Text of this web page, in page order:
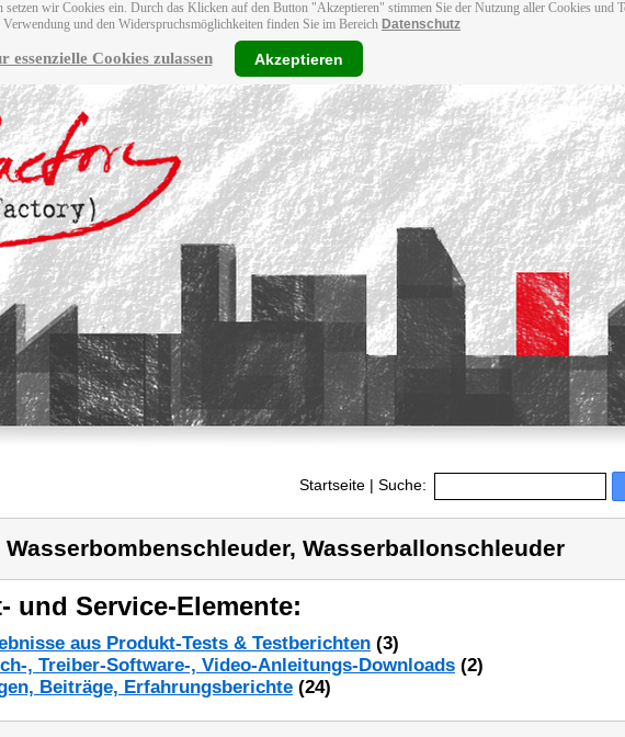
setzen wir Cookies ein. Durch das Klicken auf den Button "Akzeptieren" stimmen Sie der Nutzung aller Cookies und
und den Widerspruchsmöglichkeiten finden Sie im Bereich Datenschutz
essenzielle Cookies zulassen Akzeptieren
Startseite | Suche:
Wasserballonschleuder
und Service-Elemente:
aus Produkt-Tests & Testberichten (3)
, Treiber-Software-, Video-Anleitungs-Downloads (2)
Beiträge, Erfahrungsberichte (24)